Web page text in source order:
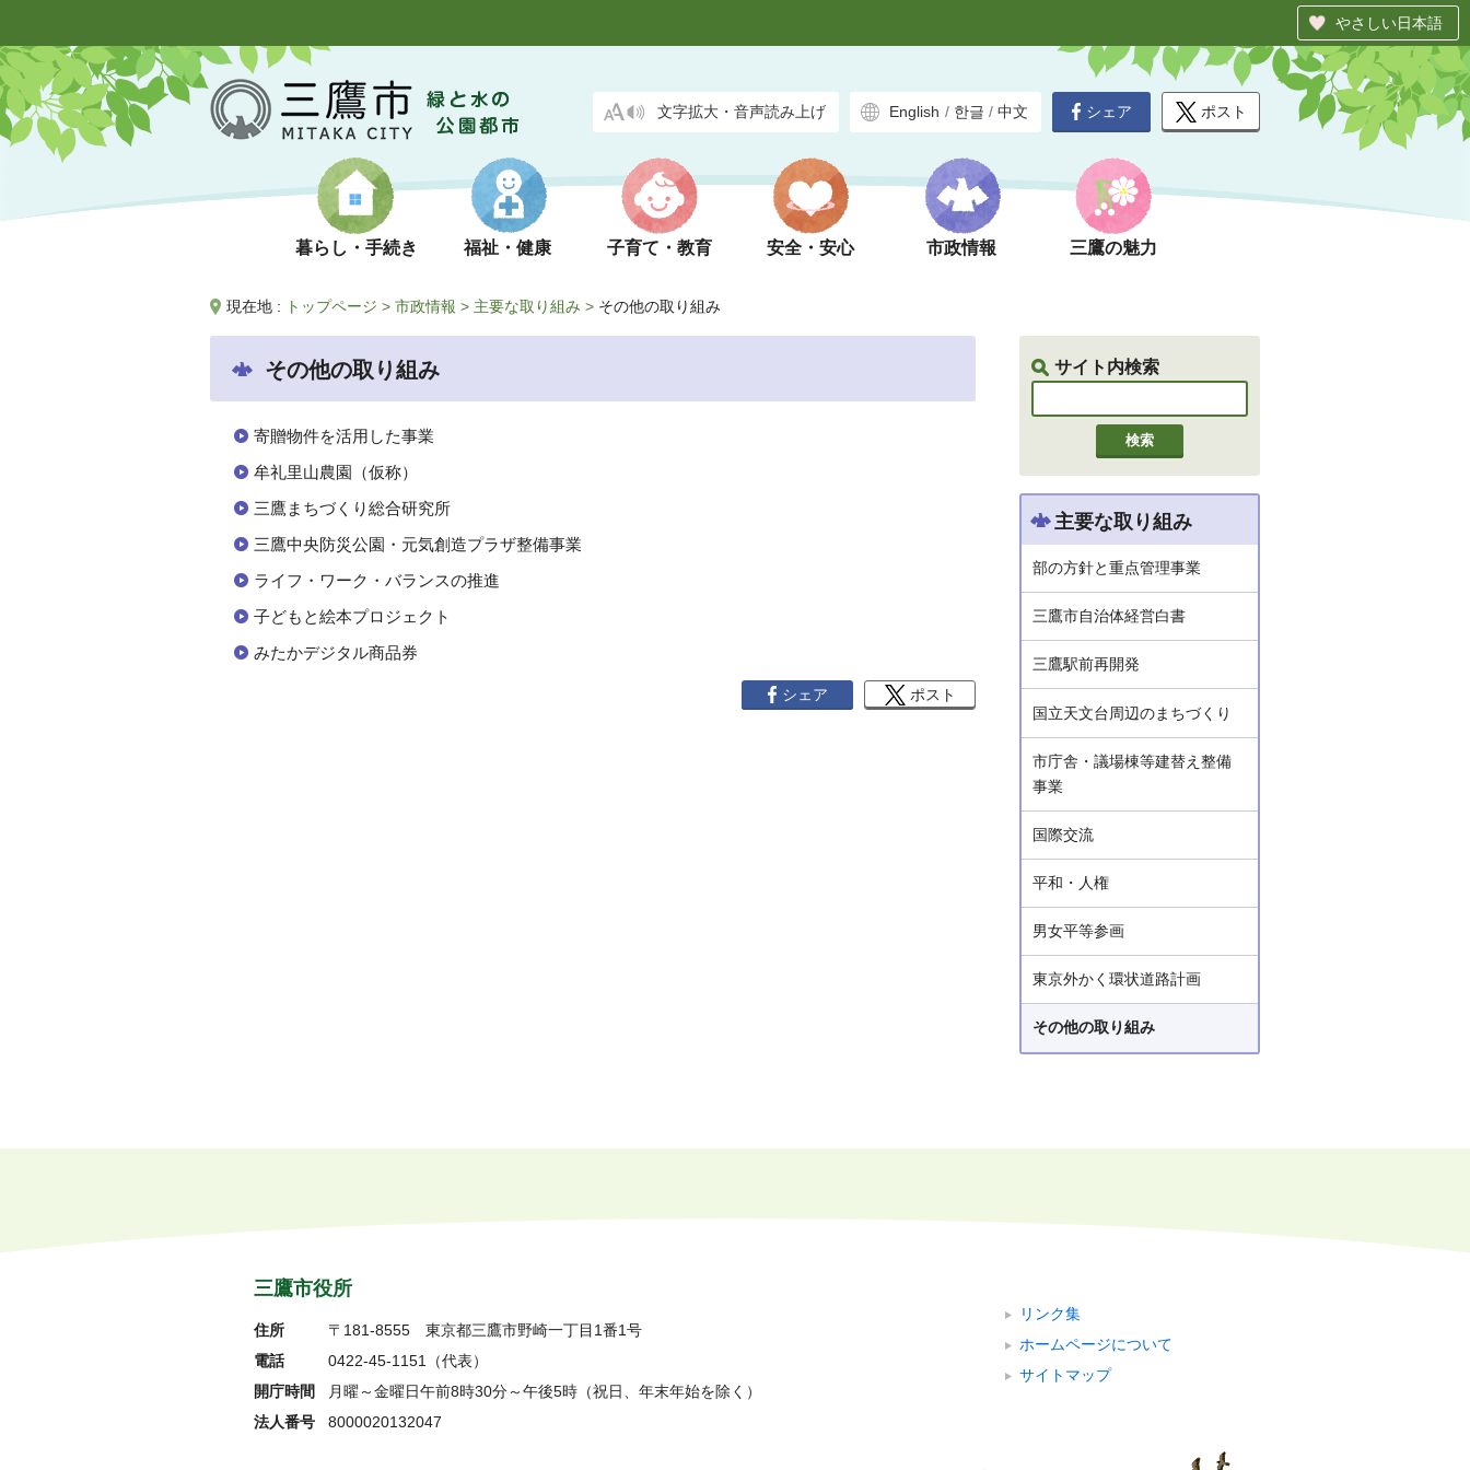
やさしい日本語
文字拡大・音声読み上げ English / 한글 / 中文
暮らし・手続き 福祉・健康 子育て・教育 安全・安心 市政情報 三鷹の魅力
シェア ポスト
現在地 : トップページ > 市政情報 > 主要な取り組み > その他の取り組み
サイト内検索
その他の取り組み
寄贈物件を活用した事業
牟礼里山農園（仮称）
三鷹まちづくり総合研究所
三鷹中央防災公園・元気創造プラザ整備事業
ライフ・ワーク・バランスの推進
子どもと絵本プロジェクト
みたかデジタル商品券
シェア ポスト
主要な取り組み
部の方針と重点管理事業
三鷹市自治体経営白書
三鷹駅前再開発
国立天文台周辺のまちづくり
市庁舎・議場棟等建替え整備
事業
国際交流
平和・人権
男女平等参画
東京外かく環状道路計画
その他の取り組み
リンク集
ホームページについて
サイトマップ
三鷹市役所
住所 〒181-8555 東京都三鷹市野崎一丁目1番1号
電話
0422-45-1151 （代表）
開庁時間
月曜～金曜日午前8時30分～午後5時（祝日、年末年始を除く）
法人番号
8000020132047